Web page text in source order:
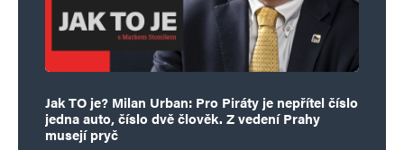
Jak TO je? Milan Urban: Pro Piráty je nepřítel číslo
jedna auto, číslo dvě člověk. Z vedení Prahy
musejí pryč